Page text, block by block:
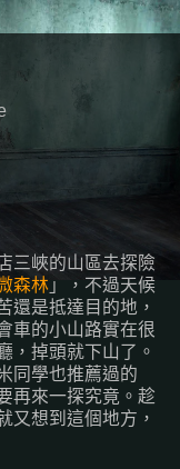
三峽的山區去探險
森林 」，不過天候
還是抵達目的地，
車的小山路實在很
，掉頭就下山了。
同學也推薦過的
再來一探究竟。趁
又想到這個地方，